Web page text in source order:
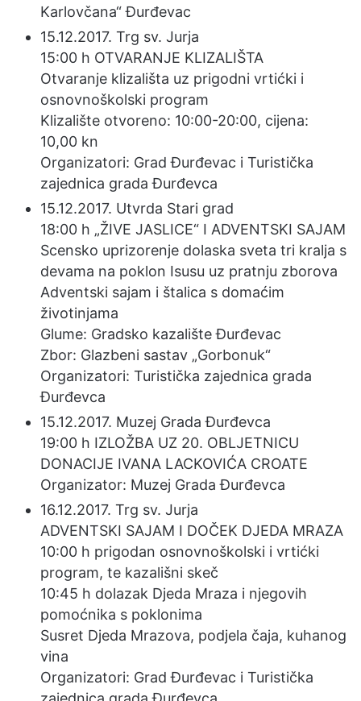
Karlovčana“ Đurđevac
15.12.2017. Trg sv. Jurja
15:00 h OTVARANJE KLIZALIŠTA
Otvaranje klizališta uz prigodni vrtićki i
osnovnoškolski program
Klizalište otvoreno: 10:00-20:00, cijena:
10,00 kn
Organizatori: Grad Đurđevac i Turistička
zajednica grada Đurđevca
15.12.2017. Utvrda Stari grad
18:00 h „ŽIVE JASLICE“ I ADVENTSKI SAJAM
Scensko uprizorenje dolaska sveta tri kralja s
devama na poklon Isusu uz pratnju zborova
Adventski sajam i štalica s domaćim
životinjama
Glume: Gradsko kazalište Đurđevac
Zbor: Glazbeni sastav „Gorbonuk“
Organizatori: Turistička zajednica grada
Đurđevca
15.12.2017. Muzej Grada Đurđevca
19:00 h IZLOŽBA UZ 20. OBLJETNICU
DONACIJE IVANA LACKOVIĆA CROATE
Organizator: Muzej Grada Đurđevca
16.12.2017. Trg sv. Jurja
ADVENTSKI SAJAM I DOČEK DJEDA MRAZA
10:00 h prigodan osnovnoškolski i vrtićki
program, te kazališni skeč
10:45 h dolazak Djeda Mraza i njegovih
pomoćnika s poklonima
Susret Djeda Mrazova, podjela čaja, kuhanog
vina
Organizatori: Grad Đurđevac i Turistička